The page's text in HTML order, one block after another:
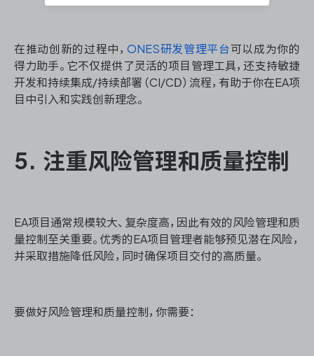
在推动创新的过程中， ONES研发管理平台可以成为你的
得力助手。它不仅提供了灵活的项目管理工具，还支持敏捷
开发和持续集成/持续部署（CI/CD）流程，有助于你在EA项
目中引入和实践创新理念。
5. 注重风险管理和质量控制
EA项目通常规模较大、复杂度高，因此有效的风险管理和质
量控制至关重要。优秀的EA项目管理者能够预见潜在风险，
并采取措施降低风险，同时确保项目交付的高质量。
要做好风险管理和质量控制，你需要：